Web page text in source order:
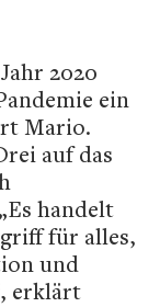
2020
ein
Mario.
auf das
handelt
für alles,
und
erklärt